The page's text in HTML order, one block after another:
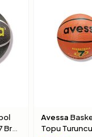
Brc-
Avessa
Topu